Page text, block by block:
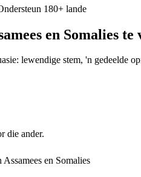
180+ lande
en Somalies
lewendige stem, 'n gedeelde
die ander.
en Somalies